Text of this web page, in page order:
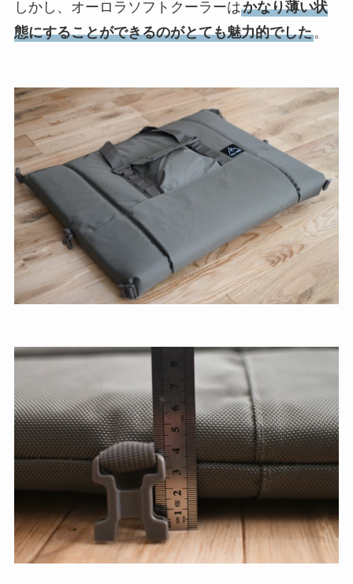
しかし、オーロラソフトクーラーはかなり薄い状
態にすることができるのがとても魅力的でした。